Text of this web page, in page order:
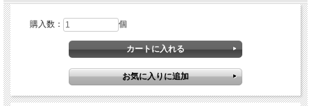
世界樹をモチーフにしたリバーシブルペンダントトップが入荷しました。
世界の中心に生えており世界の全体を体現するという巨木を世界樹といわれてい
装でデザインを変えられます
デザイン性も高くしっかりとした存在感があります！
豪華な品なのに激安価格ですのでおすすめです！
購入数： 個